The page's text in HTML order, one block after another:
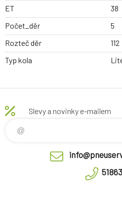
ET
38
Počet_děr
5
Rozteč děr
112
Typ kola
Slevy a novinky e-mailem